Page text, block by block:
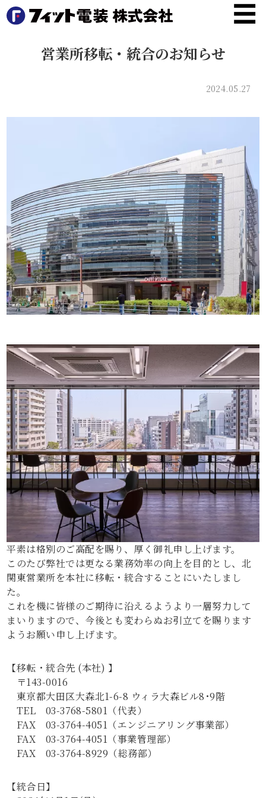
☰
施
工
実
績
会
社
概
要
用
情
報
ニ
ュ
ー
ス
&
ブ
ロ
グ
問
い
合
わ
せ
採
用
募
Privacy
Policy
営業所移転・統合のお知らせ
2024.05.27
平素は格別のご高配を賜り、厚く御礼申し上げます。
このたび弊社では更なる業務効率の向上を目的とし、北
関東営業所を本社に移転・統合することにいたしまし
た。
これを機に皆様のご期待に沿えるようより一層努力して
まいりますので、今後とも変わらぬお引立てを賜ります
ようお願い申し上げます。
【移転・統合先 (本社) 】
〒143-0016
東京都大田区大森北1-6-8 ウィラ大森ビル8･9階
TEL 03-3768-5801（代表）
FAX 03-3764-4051（エンジニアリング事業部）
FAX 03-3764-4051（事業管理部）
FAX 03-3764-8929（総務部）
【統合日】